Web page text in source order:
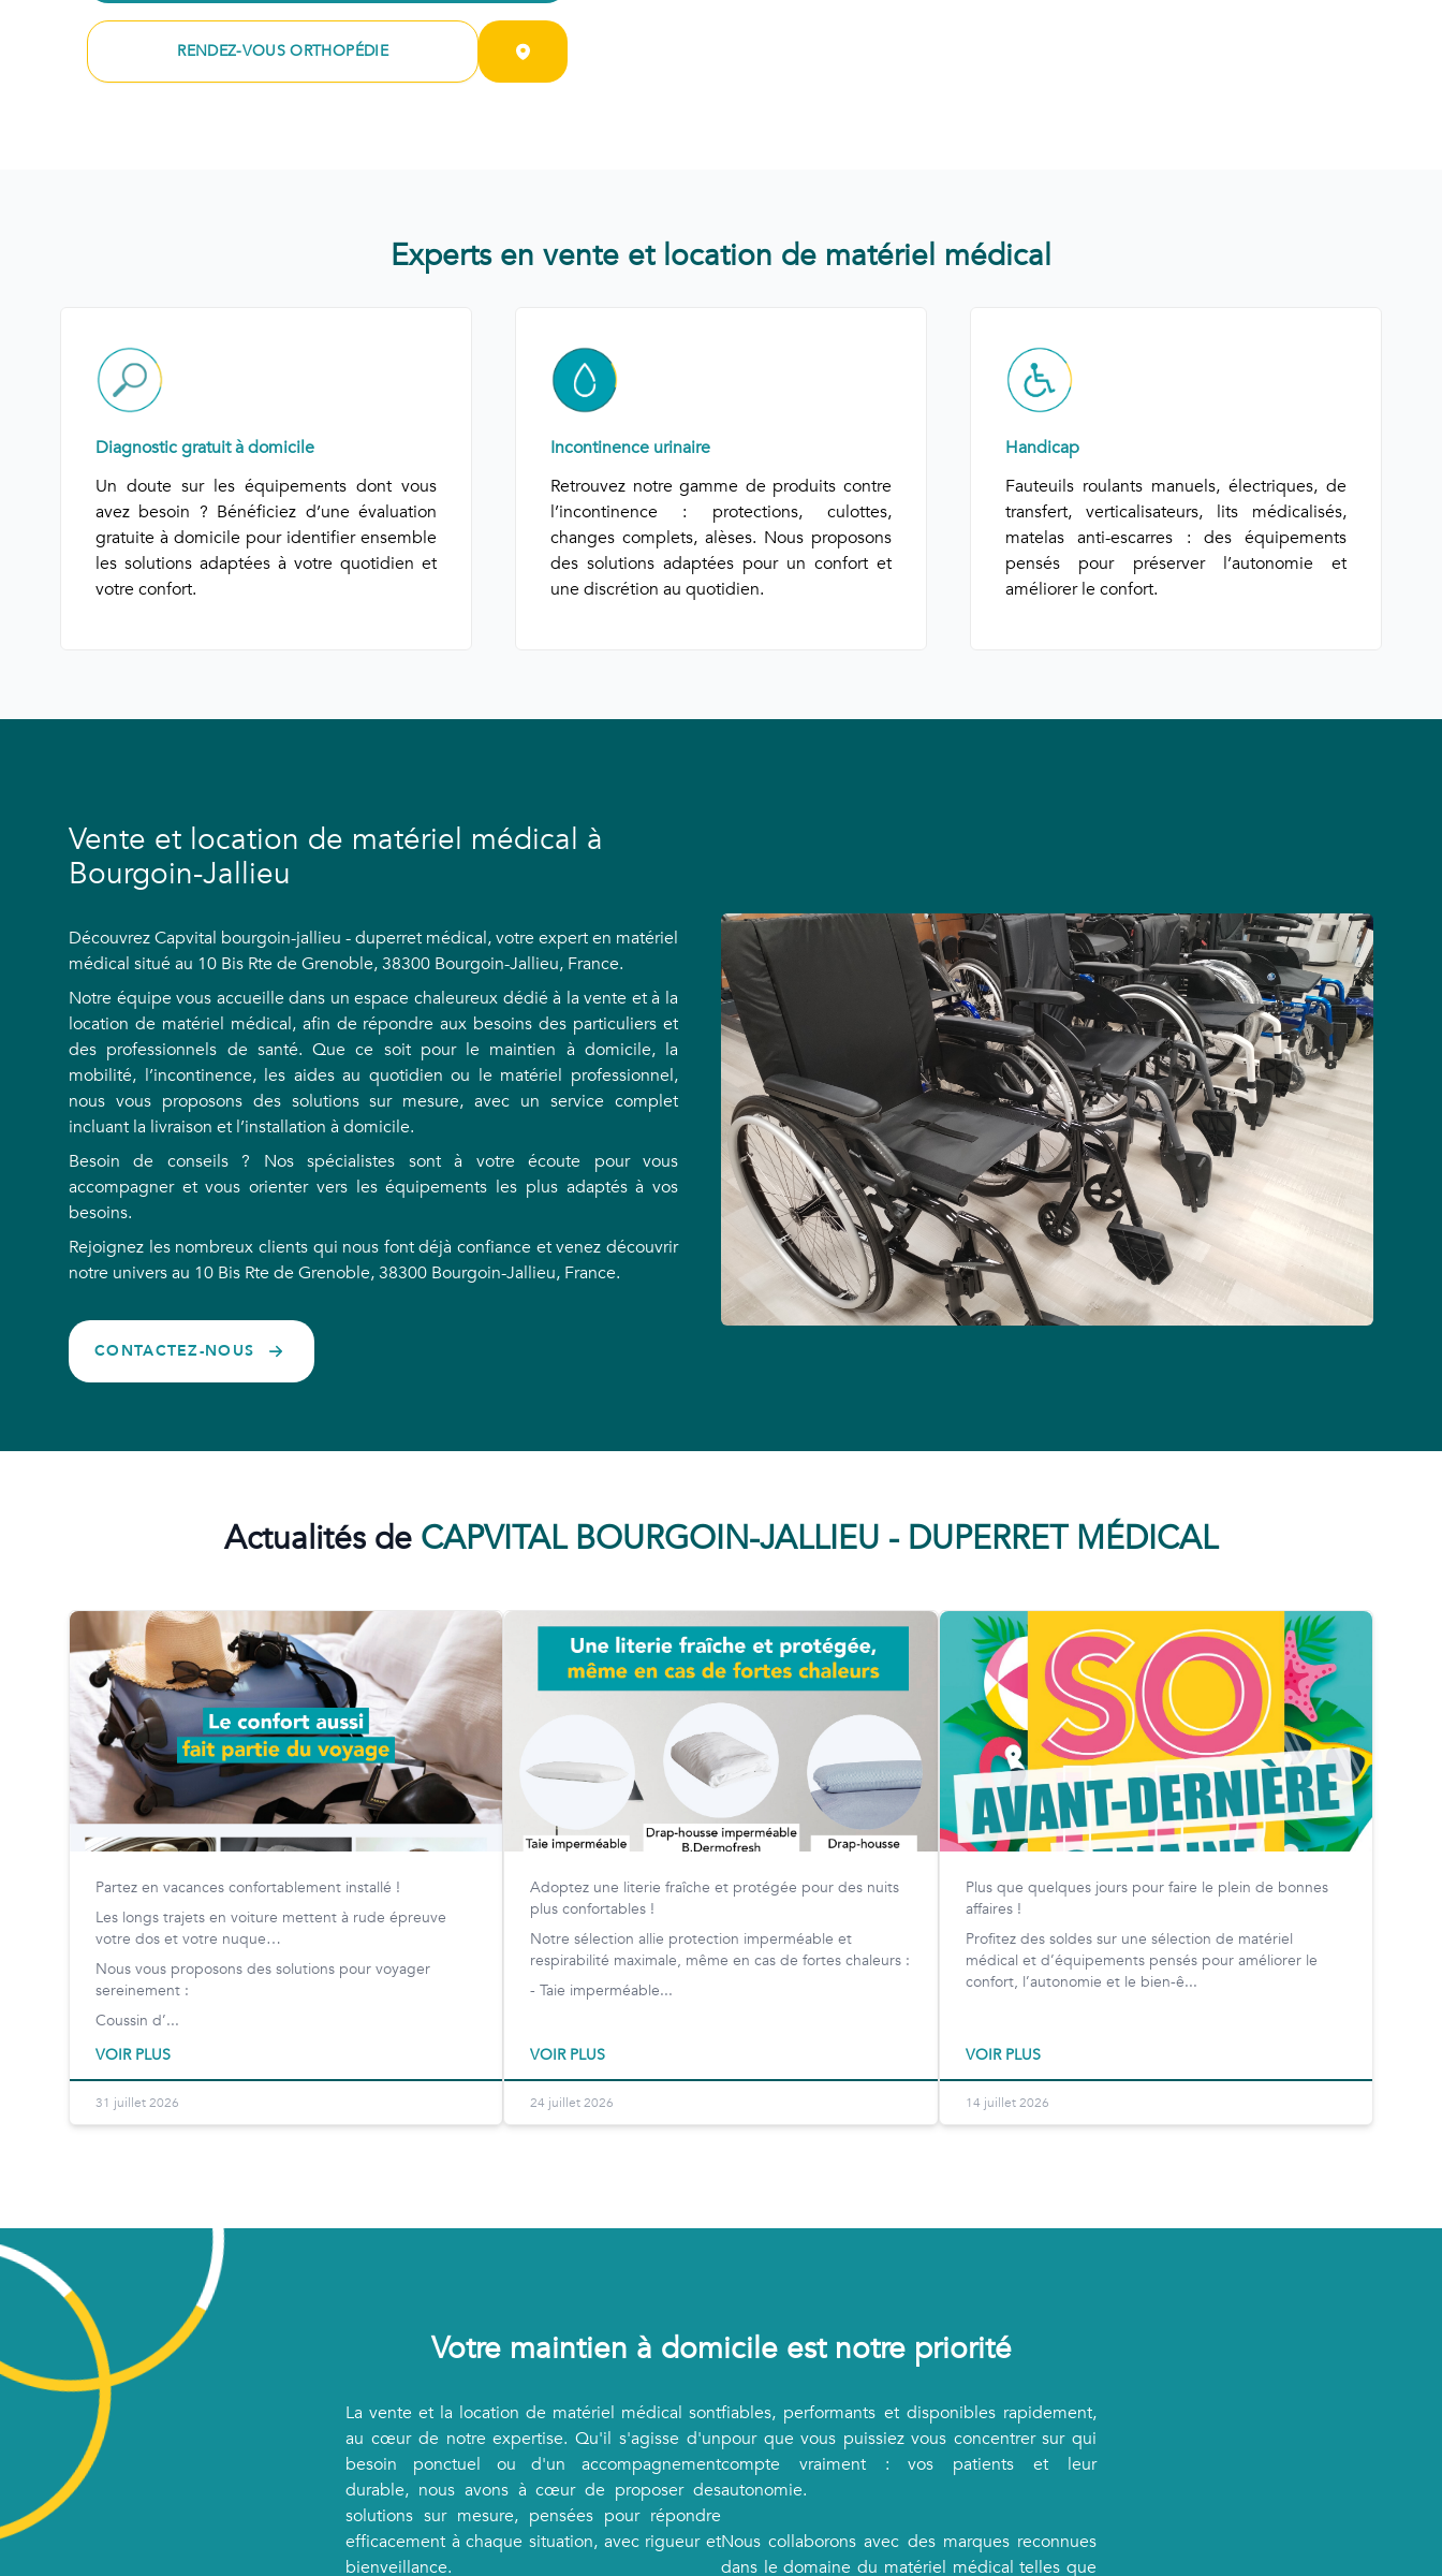
RENDEZ-VOUS ORTHOPÉDIE
Experts en vente et location de matériel médical
Diagnostic gratuit à domicile
Un doute sur les équipements dont vous
avez besoin ? Bénéficiez d’une évaluation
gratuite à domicile pour identifier ensemble
les solutions adaptées à votre quotidien et
votre confort.
Incontinence urinaire
Retrouvez notre gamme de produits contre
l’incontinence : protections, culottes,
changes complets, alèses. Nous proposons
des solutions adaptées pour un confort et
une discrétion au quotidien.
Handicap
Fauteuils roulants manuels, électriques, de
transfert, verticalisateurs, lits médicalisés,
matelas anti-escarres : des équipements
pensés pour préserver l’autonomie et
améliorer le confort.
Vente et location de matériel médical à
Bourgoin-Jallieu
Découvrez Capvital bourgoin-jallieu - duperret médical, votre expert en matériel
médical situé au 10 Bis Rte de Grenoble, 38300 Bourgoin-Jallieu, France.
Notre équipe vous accueille dans un espace chaleureux dédié à la vente et à la
location de matériel médical, afin de répondre aux besoins des particuliers et
des professionnels de santé. Que ce soit pour le maintien à domicile, la
mobilité, l’incontinence, les aides au quotidien ou le matériel professionnel,
nous vous proposons des solutions sur mesure, avec un service complet
incluant la livraison et l’installation à domicile.
Besoin de conseils ? Nos spécialistes sont à votre écoute pour vous
accompagner et vous orienter vers les équipements les plus adaptés à vos
besoins.
Rejoignez les nombreux clients qui nous font déjà confiance et venez découvrir
notre univers au 10 Bis Rte de Grenoble, 38300 Bourgoin-Jallieu, France.
CONTACTEZ-NOUS
Actualités de CAPVITAL BOURGOIN-JALLIEU - DUPERRET MÉDICAL
Partez en vacances confortablement installé !
Les longs trajets en voiture mettent à rude épreuve
votre dos et votre nuque…
Nous vous proposons des solutions pour voyager
sereinement :
Coussin d’...
VOIR PLUS
31 juillet 2026
Adoptez une literie fraîche et protégée pour des nuits
plus confortables !
Notre sélection allie protection imperméable et
respirabilité maximale, même en cas de fortes chaleurs :
- Taie imperméable...
VOIR PLUS
24 juillet 2026
Plus que quelques jours pour faire le plein de bonnes
affaires !
Profitez des soldes sur une sélection de matériel
médical et d’équipements pensés pour améliorer le
confort, l’autonomie et le bien-ê...
VOIR PLUS
14 juillet 2026
Votre maintien à domicile est notre priorité
La vente et la location de matériel médical sont
au cœur de notre expertise. Qu'il s'agisse d'un
besoin ponctuel ou d'un accompagnement
durable, nous avons à cœur de proposer des
solutions sur mesure, pensées pour répondre
efficacement à chaque situation, avec rigueur et
bienveillance.
fiables, performants et disponibles rapidement,
pour que vous puissiez vous concentrer sur qui
compte vraiment : vos patients et leur
autonomie.
Nous collaborons avec des marques reconnues
dans le domaine du matériel médical telles que